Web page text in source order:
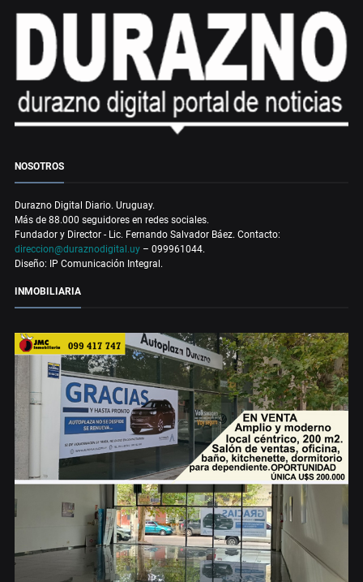
NOSOTROS
Durazno Digital Diario. Uruguay.
Más de 88.000 seguidores en redes sociales.
Fundador y Director - Lic. Fernando Salvador Báez. Contacto:
direccion@duraznodigital.uy – 099961044.
Diseño: IP Comunicación Integral.
INMOBILIARIA